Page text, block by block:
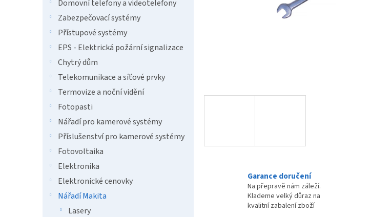
Domovní telefony a videotelefony
Zabezpečovací systémy
Přístupové systémy
EPS - Elektrická požární signalizace
Chytrý dům
Telekomunikace a síťové prvky
Termovize a noční vidění
Fotopasti
Nářadí pro kamerové systémy
Příslušenství pro kamerové systémy
Fotovoltaika
Elektronika
Elektronické cenovky
Nářadí Makita
Lasery
Garance doručení
Na přepravě nám záleží.
Klademe velký důraz na
kvalitní zabalení zboží